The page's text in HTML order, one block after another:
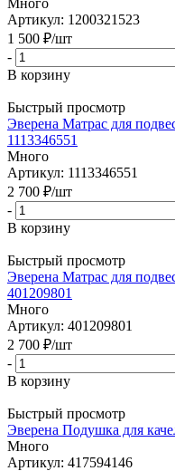
Артикул: 1200321523
1 500 ₽/шт
-
В корзину
Быстрый просмотр
Эверена Матрас для
1113346551
Много
Артикул: 1113346551
2 700 ₽/шт
-
В корзину
Быстрый просмотр
Эверена Матрас для
401209801
Много
Артикул: 401209801
2 700 ₽/шт
-
В корзину
Быстрый просмотр
Эверена Подушка для
Много
Артикул: 417594146